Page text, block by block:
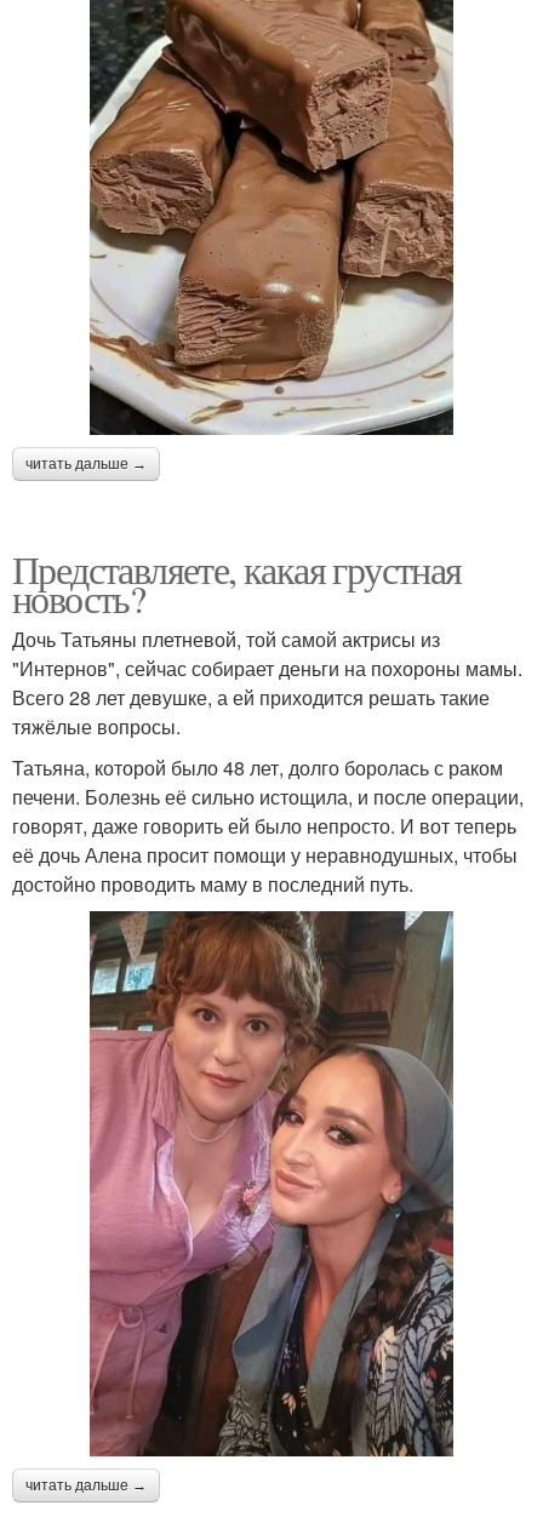
читать дальше →
Представляете, какая грустная
новость?
Дочь Татьяны плетневой, той самой актрисы из
"Интернов", сейчас собирает деньги на похороны мамы.
Всего 28 лет девушке, а ей приходится решать такие
тяжёлые вопросы.
Татьяна, которой было 48 лет, долго боролась с раком
печени. Болезнь её сильно истощила, и после операции,
говорят, даже говорить ей было непросто. И вот теперь
её дочь Алена просит помощи у неравнодушных, чтобы
достойно проводить маму в последний путь.
читать дальше →